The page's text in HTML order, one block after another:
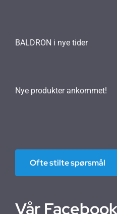
BALDRON i nye tider
Nye produkter ankommet!
Ofte stilte spørsmål
Vår